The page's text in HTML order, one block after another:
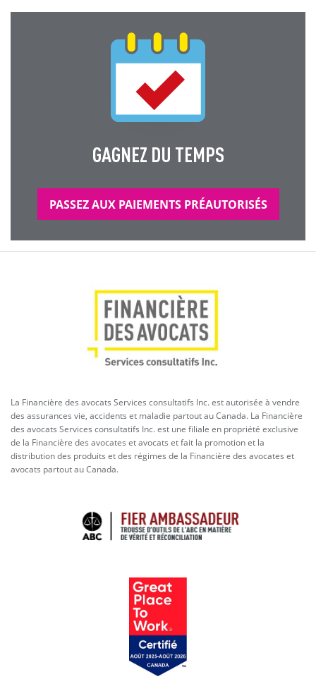
GAGNEZ DU TEMPS
PASSEZ AUX PAIEMENTS PRÉAUTORISÉS
La Financière des avocats Services consultatifs Inc. est autorisée à vendre
des assurances vie, accidents et maladie partout au Canada. La Financière
des avocats Services consultatifs Inc. est une filiale en propriété exclusive
de la Financière des avocates et avocats et fait la promotion et la
distribution des produits et des régimes de la Financière des avocates et
avocats partout au Canada.